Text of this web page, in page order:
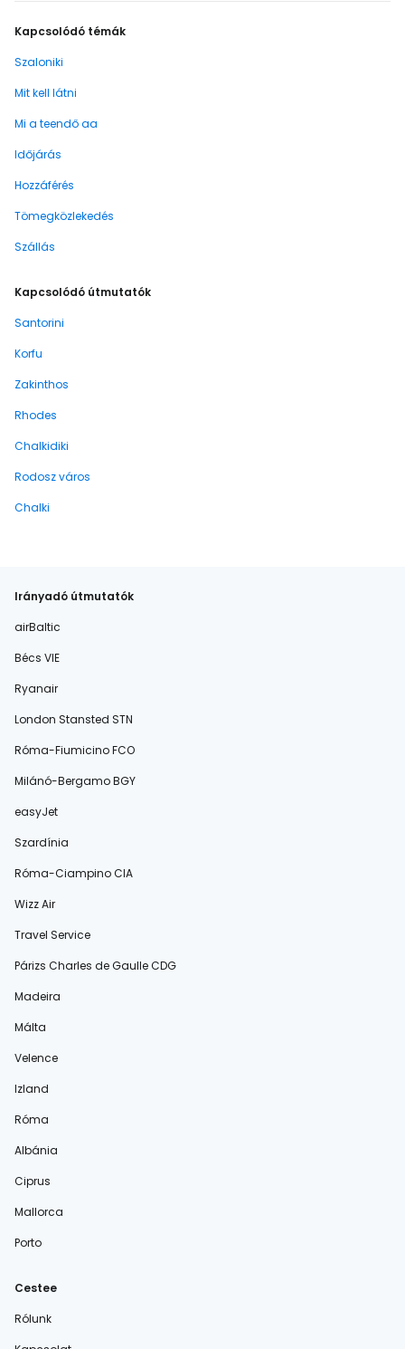
Kapcsolódó témák
Szaloniki
Mit kell látni
Mi a teendő aa
Időjárás
Hozzáférés
Tömegközlekedés
Szállás
Kapcsolódó útmutatók
Santorini
Korfu
Zakinthos
Rhodes
Chalkidiki
Rodosz város
Chalki
Irányadó útmutatók
airBaltic
Bécs VIE
Ryanair
London Stansted STN
Róma-Fiumicino FCO
Milánó-Bergamo BGY
easyJet
Szardínia
Róma-Ciampino CIA
Wizz Air
Travel Service
Párizs Charles de Gaulle CDG
Madeira
Málta
Velence
Izland
Róma
Albánia
Ciprus
Mallorca
Porto
Cestee
Rólunk